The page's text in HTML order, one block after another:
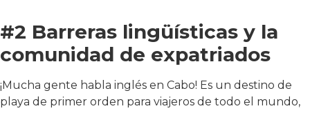
#2 Barreras lingüísticas y la
comunidad de expatriados
¡Mucha gente habla inglés en Cabo! Es un destino de
playa de primer orden para viajeros de todo el mundo,